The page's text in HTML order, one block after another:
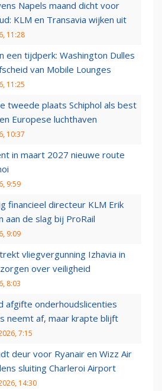
Napels maand dicht voor
KLM en Transavia wijken uit
11:28
een tijdperk: Washington Dulles
van Mobile Lounges
11:25
tweede plaats Schiphol als best
Europese luchthaven
10:37
in maart 2027 nieuwe route
9:59
financieel directeur KLM Erik
aan de slag bij ProRail
9:09
vliegvergunning Izhavia in
over veiligheid
8:03
afgifte onderhoudslicenties
neemt af, maar krapte blijft
7:15
deur voor Ryanair en Wizz Air
sluiting Charleroi Airport
14:30